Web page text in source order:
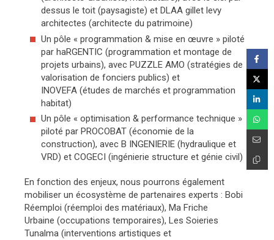
dessus le toit (paysagiste) et DLAA gillet levy
architectes (architecte du patrimoine)
Un pôle « programmation & mise en œuvre » piloté
par haRGENTIC (programmation et montage de
projets urbains), avec PUZZLE AMO (stratégies de
valorisation de fonciers publics) et
INOVEFA (études de marchés et programmation
habitat)
Un pôle « optimisation & performance technique »
piloté par PROCOBAT (économie de la
construction), avec B INGENIERIE (hydraulique et
VRD) et COGECI (ingénierie structure et génie civil)
En fonction des enjeux, nous pourrons également
mobiliser un écosystème de partenaires experts : Bobi
Réemploi (réemploi des matériaux), Ma Friche
Urbaine (occupations temporaires), Les Soieries
Tunalma (interventions artistiques et